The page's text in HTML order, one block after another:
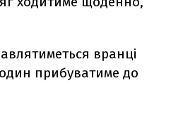
вранці
прибуватиме до